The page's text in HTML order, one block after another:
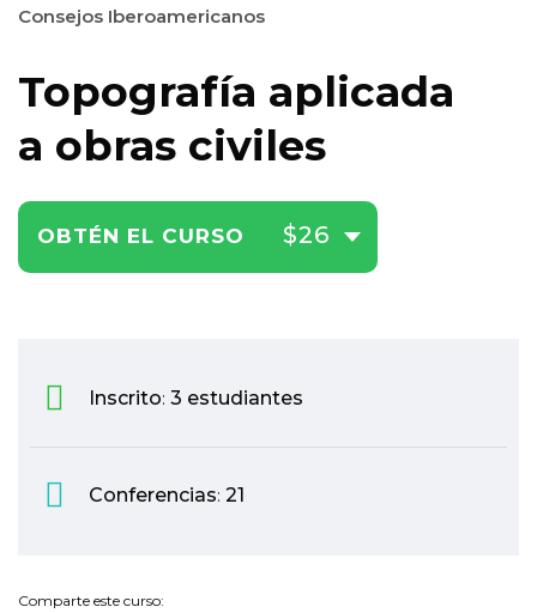
Consejos Iberoamericanos
Topografía aplicada
a obras civiles
OBTÉN EL CURSO $26
Inscrito: 3 estudiantes
Conferencias: 21
Comparte este curso: